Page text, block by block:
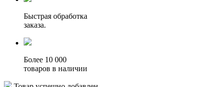
Быстрая обработка
заказа.
Более 10 000
товаров в наличии